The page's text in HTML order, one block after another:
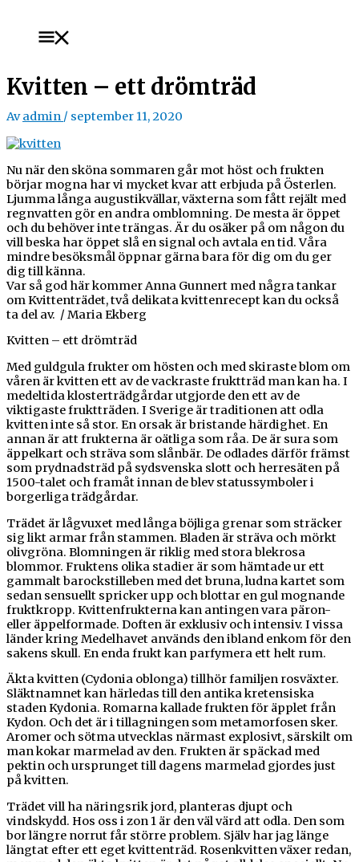
innehåll
Huvudmeny
Kvitten – ett drömträd
Avadmin / september 11, 2020
Nu när den sköna sommaren går mot höst och frukten
börjar mogna har vi mycket kvar att erbjuda på Österlen.
Ljumma långa augustikvällar, växterna som fått rejält med
regnvatten gör en andra omblomning. De mesta är öppet
och du behöver inte trängas. Är du osäker på om någon du
vill beska har öppet slå en signal och avtala en tid. Våra
mindre besöksmål öppnar gärna bara för dig om du ger
dig till känna.
Var så god här kommer Anna Gunnert med några tankar
om Kvittenträdet,två delikata kvittenrecept kan du också
ta del av. / Maria Ekberg
Kvitten – ett drömträd
Med guldgula frukter om hösten och med skiraste blom om
våren är kvitten ett av de vackraste fruktträd man kan ha. I
medeltida klosterträdgårdar utgjorde den ett av de
viktigaste fruktträden. I Sverige är traditionen att odla
kvitten inte så stor. En orsak är bristande härdighet. En
annan är att frukterna är oätliga som råa. De är sura som
äppelkart och sträva som slånbär. De odlades därför främst
som prydnadsträd på sydsvenska slott och herresäten på
1500-talet och framåt innan de blev statussymboler i
borgerliga trädgårdar.
Trädet är lågvuxet med långa böjliga grenar som sträcker
sig likt armar från stammen. Bladen är sträva och mörkt
olivgröna. Blomningen är riklig med stora blekrosa
blommor. Fruktens olika stadier är som hämtade ur ett
gammalt barockstilleben med det bruna, ludna kartet som
sedan sensuellt spricker upp och blottar en gul mognande
fruktkropp. Kvittenfrukterna kan antingen vara päron-
eller äppelformade. Doften är exklusiv och intensiv. I vissa
länder kring Medelhavet används den ibland enkom för den
sakens skull. En enda frukt kan parfymera ett helt rum.
Äkta kvitten (Cydonia oblonga) tillhör familjen rosväxter.
Släktnamnet kan härledas till den antika kretensiska
staden Kydonia. Romarna kallade frukten för äpplet från
Kydon. Och det är i tillagningen som metamorfosen sker.
Aromer och sötma utvecklas närmast explosivt, särskilt om
man kokar marmelad av den. Frukten är späckad med
pektin och ursprunget till dagens marmelad gjordes just
på kvitten.
Trädet vill ha näringsrik jord, planteras djupt och
vindskydd. Hos oss i zon 1 är den väl värd att odla. Den som
bor längre norrut får större problem. Själv har jag länge
längtat efter ett eget kvittenträd. Rosenkvitten växer redan,